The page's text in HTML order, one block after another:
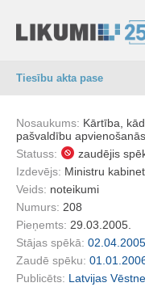
Tiesību akta pase
Nosaukums: Kārtība,
pašvaldību
Statuss:
zaudējis
Izdevējs: Ministru
Veids: noteikumi
Numurs: 208
Pieņemts: 29.03.2005.
Stājas spēkā: 02.04.2005.
Zaudē spēku:
Publicēts: Latvijas